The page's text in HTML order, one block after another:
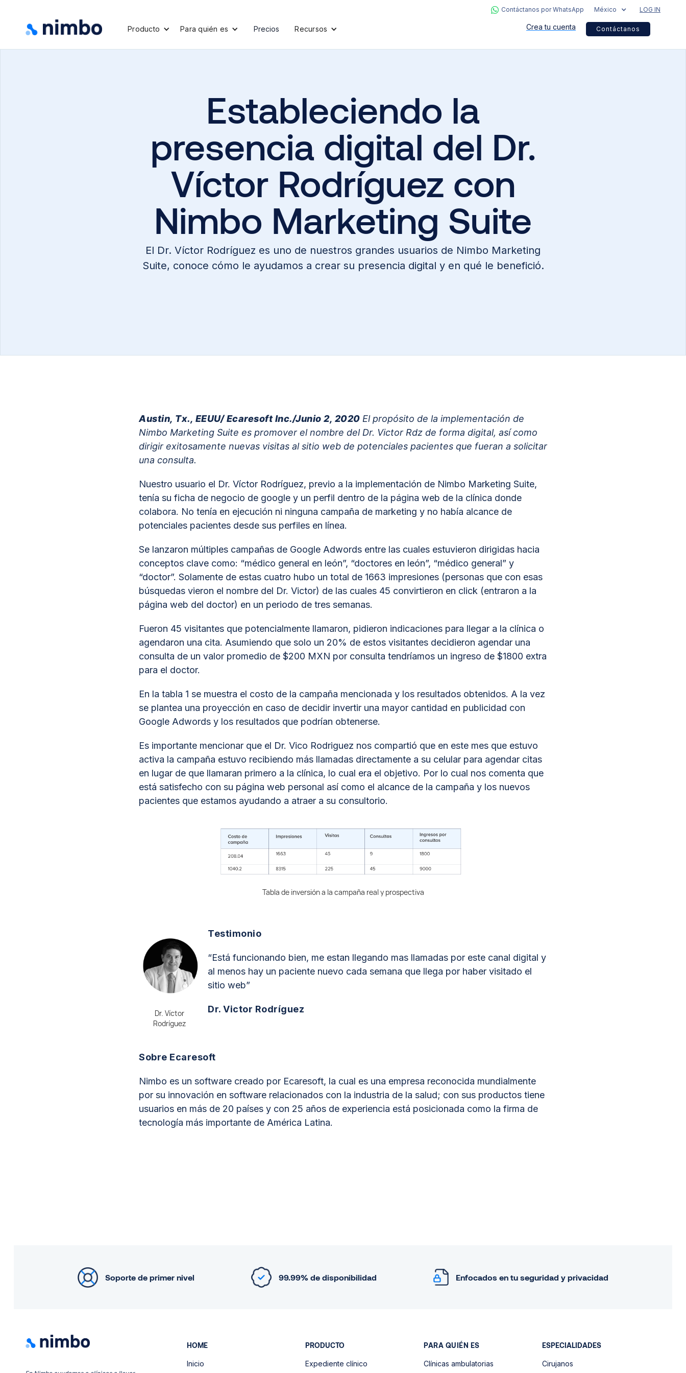
Contáctanos por WhatsApp México LOG IN
Producto Para quién es Precios Recursos Crea tu cuenta Contáctanos
Estableciendo la
presencia digital del Dr.
Víctor Rodríguez con
Nimbo Marketing Suite
El Dr. Víctor Rodríguez es uno de nuestros grandes usuarios de Nimbo Marketing
Suite, conoce cómo le ayudamos a crear su presencia digital y en qué le benefició.
Austin, Tx., EEUU/ Ecaresoft Inc./Junio 2, 2020 El propósito de la implementación de
Nimbo Marketing Suite es promover el nombre del Dr. Victor Rdz de forma digital, así como
dirigir exitosamente nuevas visitas al sitio web de potenciales pacientes que fueran a solicitar
una consulta.
Nuestro usuario el Dr. Víctor Rodríguez, previo a la implementación de Nimbo Marketing Suite,
tenía su ficha de negocio de google y un perfil dentro de la página web de la clínica donde
colabora. No tenía en ejecución ni ninguna campaña de marketing y no había alcance de
potenciales pacientes desde sus perfiles en línea.
Se lanzaron múltiples campañas de Google Adwords entre las cuales estuvieron dirigidas hacia
conceptos clave como: “médico general en león”, “doctores en león”, “médico general” y
“doctor”. Solamente de estas cuatro hubo un total de 1663 impresiones (personas que con esas
búsquedas vieron el nombre del Dr. Victor) de las cuales 45 convirtieron en click (entraron a la
página web del doctor) en un periodo de tres semanas.
Fueron 45 visitantes que potencialmente llamaron, pidieron indicaciones para llegar a la clínica o
agendaron una cita. Asumiendo que solo un 20% de estos visitantes decidieron agendar una
consulta de un valor promedio de $200 MXN por consulta tendríamos un ingreso de $1800 extra
para el doctor.
En la tabla 1 se muestra el costo de la campaña mencionada y los resultados obtenidos. A la vez
se plantea una proyección en caso de decidir invertir una mayor cantidad en publicidad con
Google Adwords y los resultados que podrían obtenerse.
Es importante mencionar que el Dr. Vico Rodriguez nos compartió que en este mes que estuvo
activa la campaña estuvo recibiendo más llamadas directamente a su celular para agendar citas
en lugar de que llamaran primero a la clínica, lo cual era el objetivo. Por lo cual nos comenta que
está satisfecho con su página web personal así como el alcance de la campaña y los nuevos
pacientes que estamos ayudando a atraer a su consultorio.
Tabla de inversión a la campaña real y prospectiva
Dr. Víctor
Rodríguez
Testimonio
“Está funcionando bien, me estan llegando mas llamadas por este canal digital y
al menos hay un paciente nuevo cada semana que llega por haber visitado el
sitio web”
Dr. Victor Rodríguez
Sobre Ecaresoft
Nimbo es un software creado por Ecaresoft, la cual es una empresa reconocida mundialmente
por su innovación en software relacionados con la industria de la salud; con sus productos tiene
usuarios en más de 20 países y con 25 años de experiencia está posicionada como la firma de
tecnología más importante de América Latina.
Soporte de primer nivel 99.99% de disponibilidad Enfocados en tu seguridad y privacidad
HOME
Inicio
PRODUCTO
Expediente clínico
PARA QUIÉN ES
Clínicas ambulatorias
ESPECIALIDADES
Cirujanos